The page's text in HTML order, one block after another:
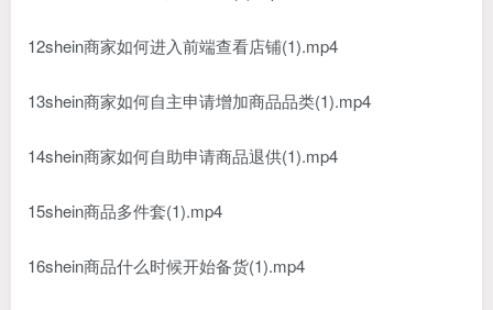
12shein商家如何进入前端查看店铺(1).mp4
13shein商家如何自主申请增加商品品类(1).mp4
14shein商家如何自助申请商品退供(1).mp4
15shein商品多件套(1).mp4
16shein商品什么时候开始备货(1).mp4